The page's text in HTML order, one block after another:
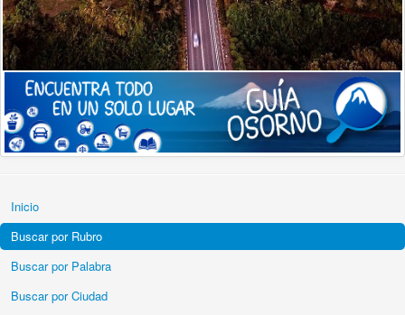
Inicio
Buscar por Rubro
Buscar por Palabra
Buscar por Ciudad